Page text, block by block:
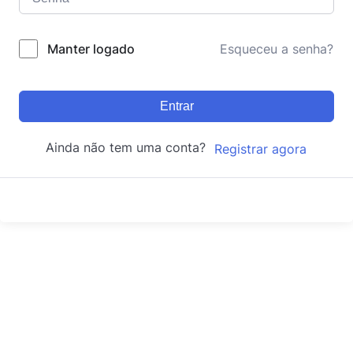
Manter logado Esqueceu a senha?
Entrar
Ainda não tem uma conta? Registrar agora